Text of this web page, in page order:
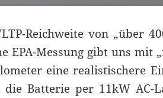
Reichweite von „über
EPA-Messung gibt uns mit
eine realistischere
Batterie per 11kW AC-